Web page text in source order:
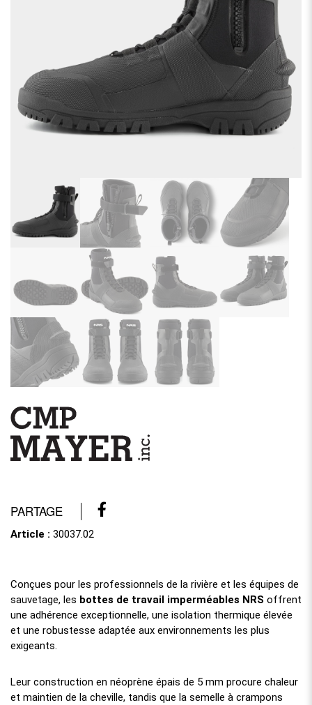
PARTAGE
Article : 30037.02
Conçues pour les professionnels de la rivière et les équipes de
sauvetage, les bottes de travail imperméables NRS offrent
une adhérence exceptionnelle, une isolation thermique élevée
et une robustesse adaptée aux environnements les plus
exigeants.
Leur construction en néoprène épais de 5 mm procure chaleur
et maintien de la cheville, tandis que la semelle à crampons